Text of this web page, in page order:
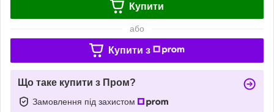
Купити
або
Купити з
Що таке купити з Пром?
Замовлення під захистом